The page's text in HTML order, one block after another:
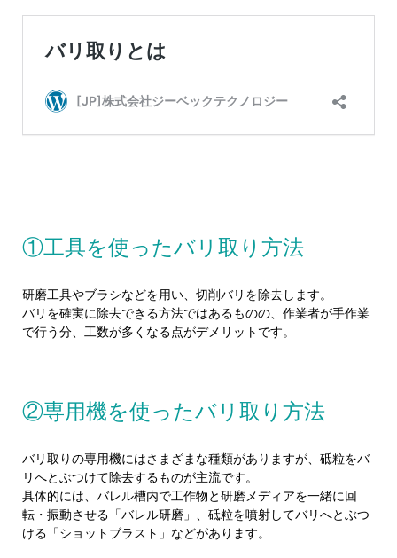
①工具を使ったバリ取り方法
研磨工具やブラシなどを用い、切削バリを除去します。
バリを確実に除去できる方法ではあるものの、作業者が手作業
で行う分、工数が多くなる点がデメリットです。
②専用機を使ったバリ取り方法
バリ取りの専用機にはさまざまな種類がありますが、砥粒をバ
リへとぶつけて除去するものが主流です。
具体的には、バレル槽内で工作物と研磨メディアを一緒に回
転・振動させる「バレル研磨」、砥粒を噴射してバリへとぶつ
ける「ショットブラスト」などがあります。